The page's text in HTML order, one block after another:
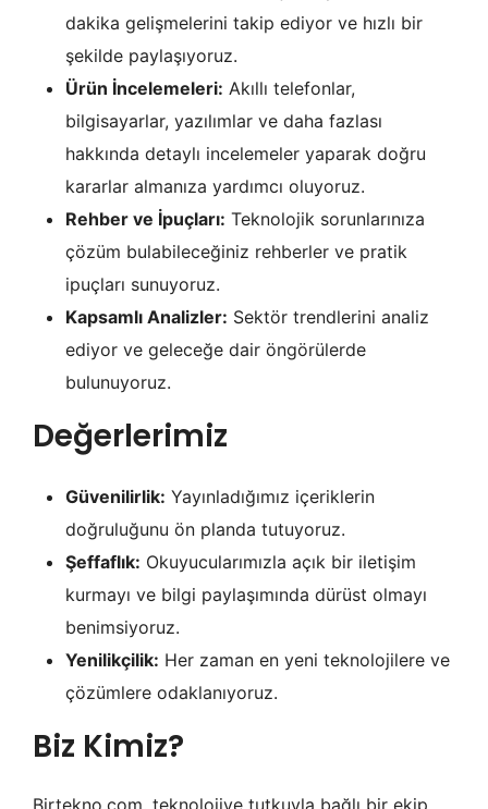
dakika gelişmelerini takip ediyor ve hızlı bir
şekilde paylaşıyoruz.
Ürün İncelemeleri: Akıllı telefonlar,
bilgisayarlar, yazılımlar ve daha fazlası
hakkında detaylı incelemeler yaparak doğru
kararlar almanıza yardımcı oluyoruz.
Rehber ve İpuçları: Teknolojik sorunlarınıza
çözüm bulabileceğiniz rehberler ve pratik
ipuçları sunuyoruz.
Kapsamlı Analizler: Sektör trendlerini analiz
ediyor ve geleceğe dair öngörülerde
bulunuyoruz.
Değerlerimiz
Güvenilirlik: Yayınladığımız içeriklerin
doğruluğunu ön planda tutuyoruz.
Şeffaflık: Okuyucularımızla açık bir iletişim
kurmayı ve bilgi paylaşımında dürüst olmayı
benimsiyoruz.
Yenilikçilik: Her zaman en yeni teknolojilere ve
çözümlere odaklanıyoruz.
Biz Kimiz?
Birtekno.com, teknolojiye tutkuyla bağlı bir ekip